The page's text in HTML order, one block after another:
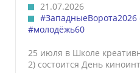
21.07.2026
#ЗападныеВорота2026
#молодёжь60
25 июля в Школе
2) состоится День